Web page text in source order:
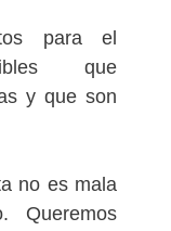
para el
que
y que son
no es mala
Queremos